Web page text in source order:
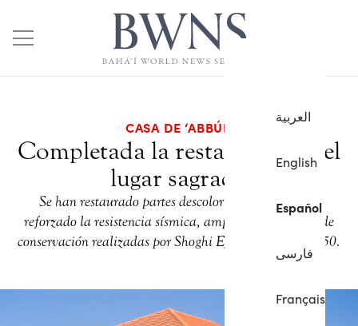
العربية
English
Español
فارسی
Français
CASA DE ‘ABBÚD
Completada la restauración del
lugar sagrado
Se han restaurado partes descoloridas del edificio y
reforzado la resistencia sísmica, ampliando las obras de
conservación realizadas por Shoghi Effendi en los años 50.